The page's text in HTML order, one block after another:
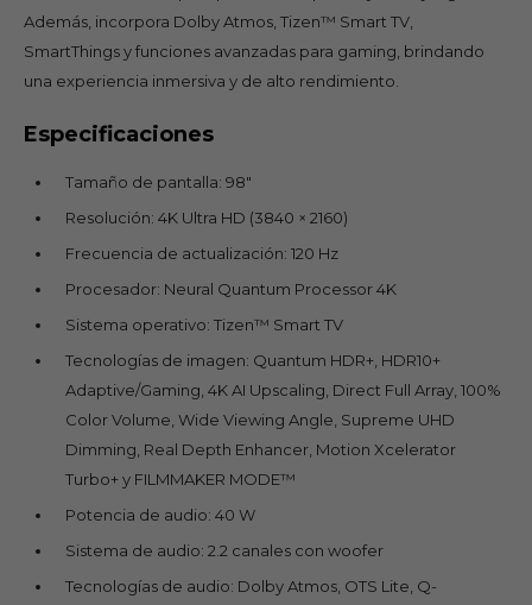
Además, incorpora Dolby Atmos, Tizen™ Smart TV,
SmartThings y funciones avanzadas para gaming, brindando
una experiencia inmersiva y de alto rendimiento.
Especificaciones
Tamaño de pantalla: 98"
Resolución: 4K Ultra HD (3840 × 2160)
Frecuencia de actualización: 120 Hz
Procesador: Neural Quantum Processor 4K
Sistema operativo: Tizen™ Smart TV
Tecnologías de imagen: Quantum HDR+, HDR10+
Adaptive/Gaming, 4K AI Upscaling, Direct Full Array, 100%
Color Volume, Wide Viewing Angle, Supreme UHD
Dimming, Real Depth Enhancer, Motion Xcelerator
Turbo+ y FILMMAKER MODE™
Potencia de audio: 40 W
Sistema de audio: 2.2 canales con woofer
Tecnologías de audio: Dolby Atmos, OTS Lite, Q-